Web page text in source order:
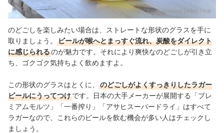
出典： store.shopping.yahoo.co.jp
のどごしを楽しみたい場合は、ストレートな形状のグラスを手に
取りましょう。
ビールが喉へとまっすぐ流れ、炭酸をダイレクト
に感じられるのが魅力です。それにより爽快なのどごしが引き立
ち、ゴクゴク気持ちよく飲めますよ。
この形状のグラスはとくに、
のどごしがよくすっきりしたラガー
ビールにうってつけです。日本の大手メーカーが展開する「プレ
ミアムモルツ」「一番搾り」「アサヒスーパードライ」はすべて
ラガーなので、これらのビールを飲む機会が多い人はチェックし
ましょう。